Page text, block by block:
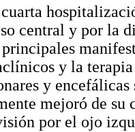
central y por la
y la
y encefálicas
mejoró de su
por el ojo